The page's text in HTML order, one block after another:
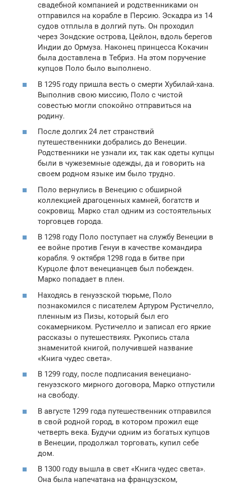
свадебной компанией и родственниками он
отправился на корабле в Персию. Эскадра из 14
судов отплыла в долгий путь. Он проходил
через Зондские острова, Цейлон, вдоль берегов
Индии до Ормуза. Наконец принцесса Кокачин
была доставлена в Тебриз. На этом поручение
купцов Поло было выполнено.
В 1295 году пришла весть о смерти Хубилай-хана.
Выполнив свою миссию, Поло с чистой
совестью могли спокойно отправиться на
родину.
После долгих 24 лет странствий
путешественники добрались до Венеции.
Родственники не узнали их, так как одеты купцы
были в чужеземные одежды, да и говорить на
своем родном языке им было трудно.
Поло вернулись в Венецию с обширной
коллекцией драгоценных камней, богатств и
сокровищ. Марко стал одним из состоятельных
торговцев города.
В 1298 году Поло поступает на службу Венеции в
ее войне против Генуи в качестве командира
корабля. 9 октября 1298 года в битве при
Курцоле флот венецианцев был побежден.
Марко попадает в плен.
Находясь в генуэзской тюрьме, Поло
познакомился с писателем Артуром Рустичелло,
пленным из Пизы, который был его
сокамерником. Рустичелло и записал его яркие
рассказы о путешествиях. Рукопись стала
знаменитой книгой, получившей название
«Книга чудес света».
В 1299 году, после подписания венециано-
генуэзского мирного договора, Марко отпустили
на свободу.
В августе 1299 года путешественник отправился
в свой родной город, в котором прожил еще
четверть века. Будучи одним из богатых купцов
в Венеции, продолжал торговать, купил себе
дом.
В 1300 году вышла в свет «Книга чудес света».
Она была напечатана на французском,